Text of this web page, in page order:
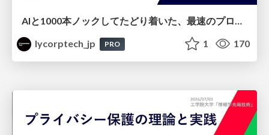
AIと1000本ノックしてたどり着いた、最速のプロダクト開発 ～toC向けAIエージェントUXを、動く選択肢とAIキャパシティで設計する～
lycorptech_jp
PRO 1 170